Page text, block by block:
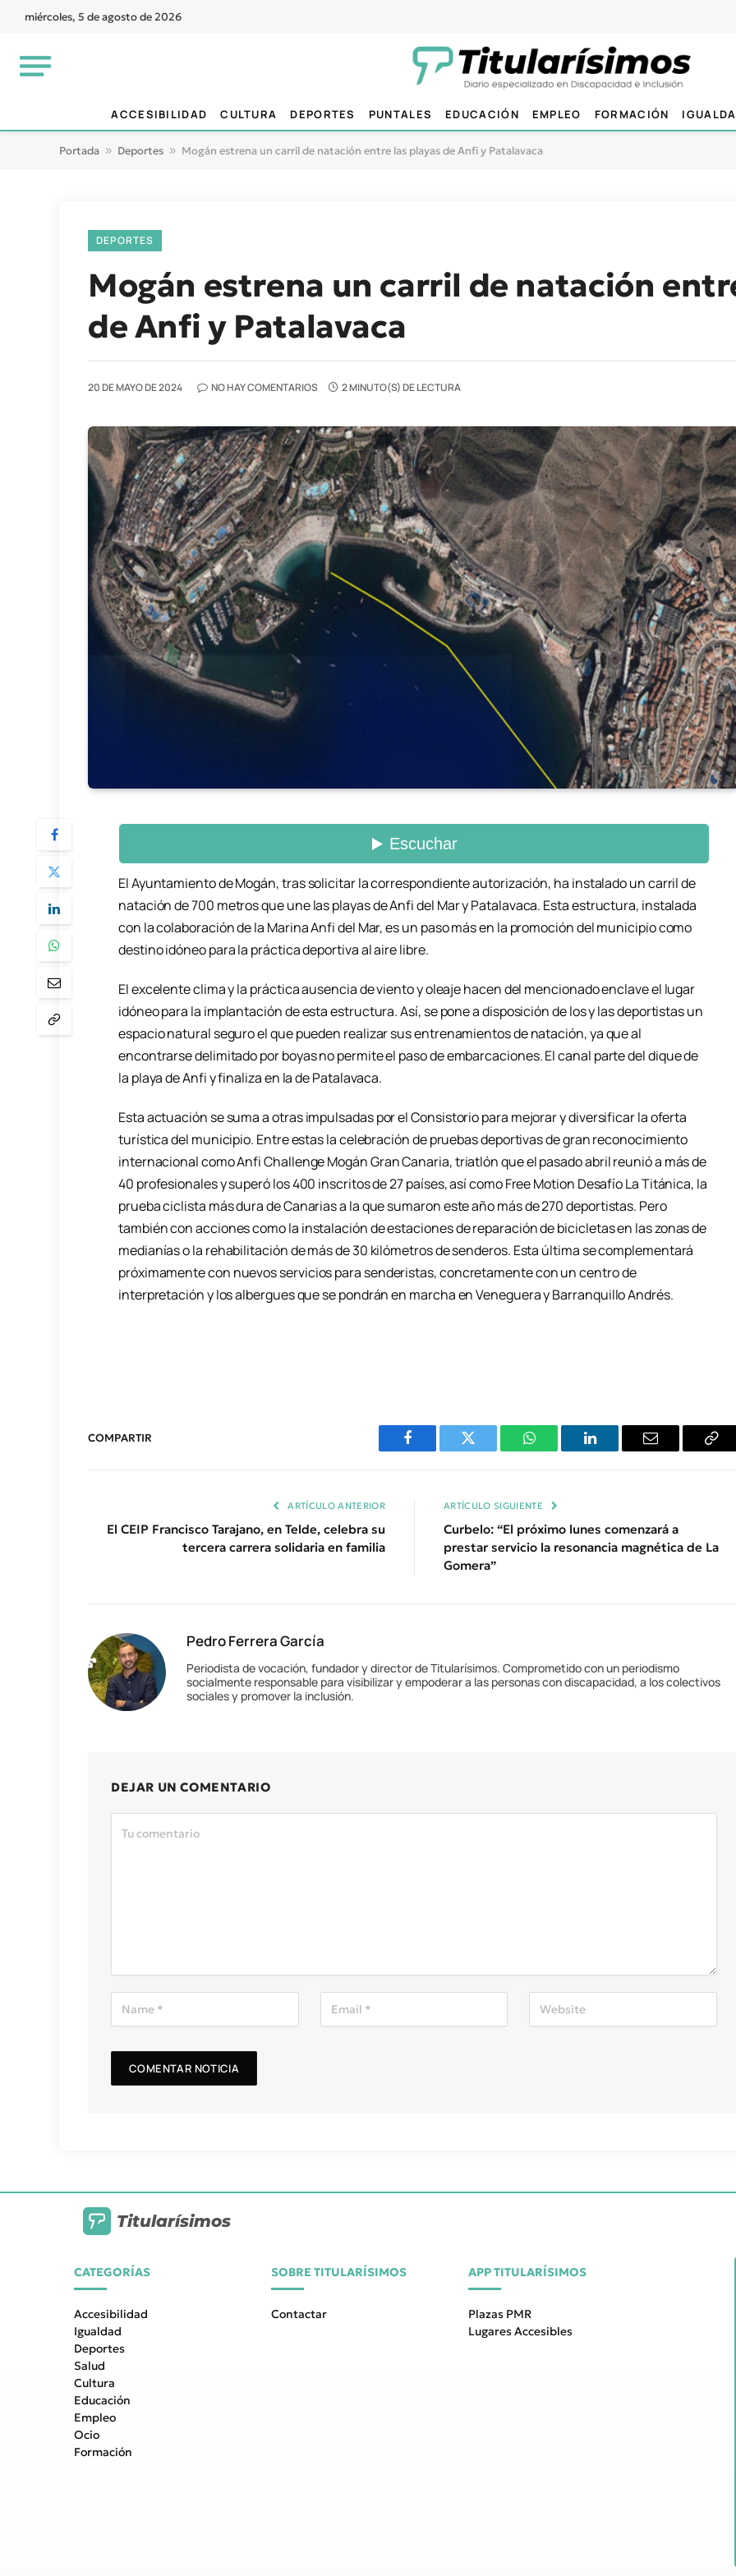
miércoles, 5 de agosto de 2026
ACCESIBILIDAD CULTURA DEPORTES PUNTALES EDUCACIÓN EMPLEO FORMACIÓN
Portada » Deportes » Mogán estrena un carril de natación entre las playas de Anfi y Patalavaca
DEPORTES
Mogán estrena un carril de natación
de Anfi y Patalavaca
20 DE MAYO DE 2024 NO HAY COMENTARIOS 2 MINUTO(S) DE LECTURA
El Ayuntamiento de Mogán, tras solicitar la correspondiente autorización, ha instalado un carril de
natación de 700 metros que une las playas de Anfi del Mar y Patalavaca. Esta estructura, instalada
con la colaboración de la Marina Anfi del Mar, es un paso más en la promoción del municipio como
destino idóneo para la práctica deportiva al aire libre.
El excelente clima y la práctica ausencia de viento y oleaje hacen del mencionado enclave el lugar
idóneo para la implantación de esta estructura. Así, se pone a disposición de los y las deportistas un
espacio natural seguro el que pueden realizar sus entrenamientos de natación, ya que al
encontrarse delimitado por boyas no permite el paso de embarcaciones. El canal parte del dique de
la playa de Anfi y finaliza en la de Patalavaca.
Esta actuación se suma a otras impulsadas por el Consistorio para mejorar y diversificar la oferta
turística del municipio. Entre estas la celebración de pruebas deportivas de gran reconocimiento
internacional como Anfi Challenge Mogán Gran Canaria, triatlón que el pasado abril reunió a más de
40 profesionales y superó los 400 inscritos de 27 países, así como Free Motion Desafío La Titánica, la
prueba ciclista más dura de Canarias a la que sumaron este año más de 270 deportistas. Pero
también con acciones como la instalación de estaciones de reparación de bicicletas en las zonas de
medianías o la rehabilitación de más de 30 kilómetros de senderos. Esta última se complementará
próximamente con nuevos servicios para senderistas, concretamente con un centro de
interpretación y los albergues que se pondrán en marcha en Veneguera y Barranquillo Andrés.
COMPARTIR
Facebook Twitter WhatsAppLinkedIn Email
ARTÍCULO ANTERIOR
El CEIP Francisco Tarajano, en Telde, celebra su
tercera carrera solidaria en familia
ARTÍCULO SIGUIENTE
Curbelo: “El próximo lunes comenzará a
prestar servicio la resonancia magnética de La
Gomera”
Pedro Ferrera García
Periodista de vocación, fundador y director de Titularísimos. Comprometido con un periodismo
socialmente responsable para visibilizar y empoderar a las personas con discapacidad, a los colectivos
sociales y promover la inclusión.
DEJAR UN COMENTARIO
Titularísimos
CATEGORÍAS
Accesibilidad
Igualdad
Deportes
Salud
Cultura
Educación
Empleo
Ocio
Formación
SOBRE TITULARÍSIMOS
Contactar
APP TITULARÍSIMOS
Plazas PMR
Lugares Accesibles